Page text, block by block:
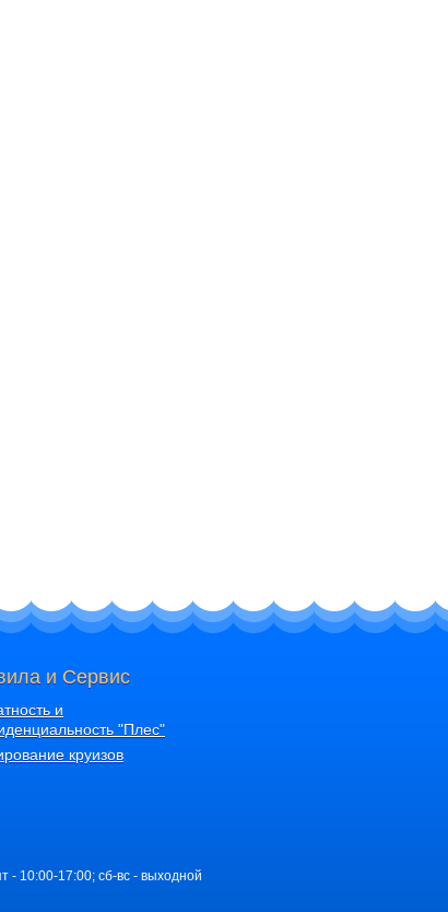
и Сервис
и
"Плес"
круизов
- 10:00-17:00; сб-вс - выходной